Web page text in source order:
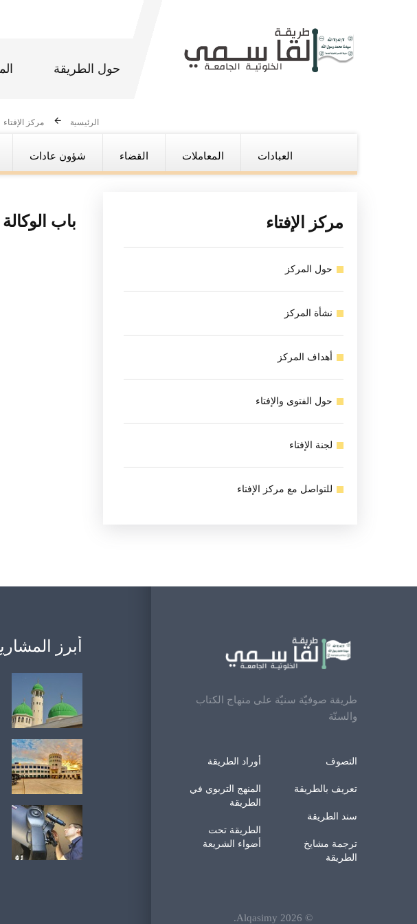
حول الطريقة
الرئيسية مركز الإفتاء
العبادات المعاملات القضاء شؤون عادات
باب الوكالة مركز الإفتاء
حول المركز
نشأة المركز
أهداف المركز
حول الفتوى والإفتاء
لجنة الإفتاء
للتواصل مع مركز الإفتاء
طريقة صوفيّة سنيّة على منهاج الكتاب
والسنّة
التصوف
تعريف بالطريقة
سند الطريقة
ترجمة مشايخ
الطريقة
أوراد الطريقة
المنهج التربوي في
الطريقة
الطريقة تحت
أضواء الشريعة
©
2026
Alqasimy
.
أبرز